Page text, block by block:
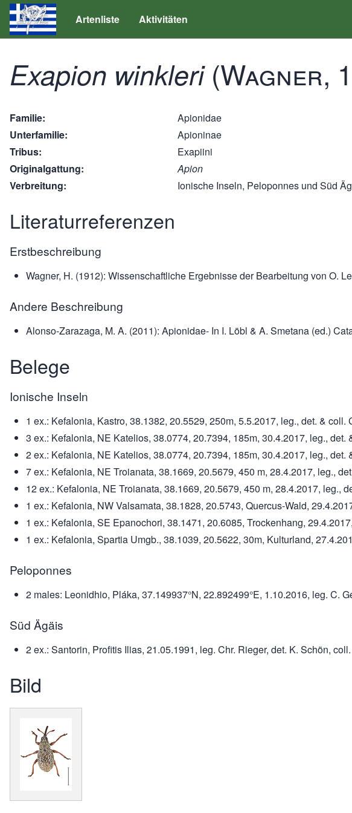
Artenliste Aktivitäten
Exapion winkleri (Wagner,
Familie
Apionidae
Unterfamilie
Apioninae
Tribus
Exapiini
Originalgattung
Apion
Verbreitung
Ionische Inseln, Peloponnes und Süd
Literaturreferenzen
Erstbeschreibung
Wagner, H. (1912): Wissenschaftliche Ergebnisse der Bearbeitung von O.
Andere Beschreibung
Alonso-Zarazaga, M. A. (2011): Apionidae- In I. Löbl & A. Smetana (ed.)
Belege
Ionische Inseln
1 ex.: Kefalonia, Kastro, 38.1382, 20.5529, 250m, 5.5.2017, leg., det. & coll.
3 ex.: Kefalonia, NE Katelios, 38.0774, 20.7394, 185m, 30.4.2017, leg., det.
2 ex.: Kefalonia, NE Katelios, 38.0774, 20.7394, 185m, 30.4.2017, leg., det.
7 ex.: Kefalonia, NE Troianata, 38.1669, 20.5679, 450 m, 28.4.2017, leg.,
12 ex.: Kefalonia, NE Troianata, 38.1669, 20.5679, 450 m, 28.4.2017, leg.,
1 ex.: Kefalonia, NW Valsamata, 38.1828, 20.5743, Quercus-Wald,
1 ex.: Kefalonia, SE Epanochori, 38.1471, 20.6085, Trockenhang,
1 ex.: Kefalonia, Spartia Umgb., 38.1039, 20.5622, 30m, Kulturland,
Peloponnes
2 males: Leonidhio, Pláka, 37.149937°N, 22.892499°E, 1.10.2016, leg. C.
Süd Ägäis
2 ex.: Santorin, Profitis Ilias, 21.05.1991, leg. Chr. Rieger, det. K. Schön,
Bild